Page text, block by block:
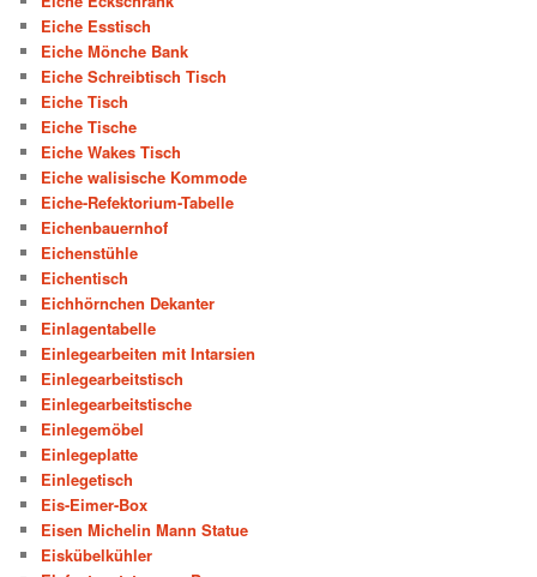
Eiche Esstisch
Eiche Mönche Bank
Eiche Schreibtisch Tisch
Eiche Tisch
Eiche Tische
Eiche Wakes Tisch
Eiche walisische Kommode
Eiche-Refektorium-Tabelle
Eichenbauernhof
Eichenstühle
Eichentisch
Eichhörnchen Dekanter
Einlagentabelle
Einlegearbeiten mit Intarsien
Einlegearbeitstisch
Einlegearbeitstische
Einlegemöbel
Einlegeplatte
Einlegetisch
Eis-Eimer-Box
Eisen Michelin Mann Statue
Eiskübelkühler